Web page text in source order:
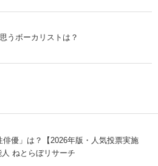
うボーカリストは？
優」は？【2026年版・人気投票実施
ねとらぼリサーチ